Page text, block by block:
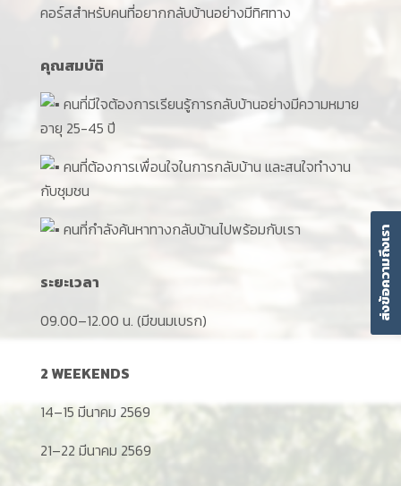
คอร์สสำหรับคนที่อยากกลับบ้านอย่างมีทิศทาง
คุณสมบัติ
คนที่มีใจต้องการเรียนรู้การกลับบ้านอย่างมีความหมาย
อายุ 25-45 ปี
คนที่ต้องการเพื่อนใจในการกลับบ้าน และสนใจทำงาน
กับชุมชน
คนที่กำลังค้นหาทางกลับบ้านไปพร้อมกับเรา
ระยะเวลา
09.00–12.00 น. (มีขนมเบรก)
2 WEEKENDS
14–15 มีนาคม 2569
21–22 มีนาคม 2569
ส่งข้อความถึงเรา